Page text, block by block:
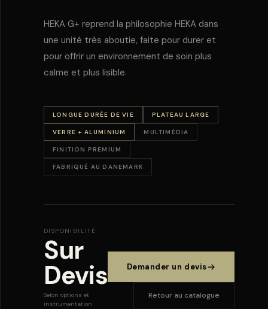
HEKA G+ reprend la philosophie HEKA dans
une unité très aboutie, faite pour durer et
pour offrir un environnement de soin plus
calme et plus lisible.
LONGUE DURÉE DE VIE PLATEAU LARGE
VERRE + ALUMINIUM MULTIMÉDIA
FINITION PREMIUM
FABRIQUÉ AU DANEMARK
DISPONIBILITÉ
Sur
Devis
Selon options et
instrumentation
Demander un devis
Retour au catalogue